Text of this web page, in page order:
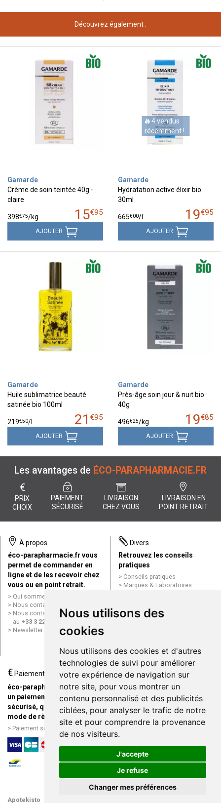
Nous utilisons des
cookies
Nous utilisons des cookies et d'autres
technologies de suivi pour améliorer
votre expérience de navigation sur
notre site, pour vous montrer un
contenu personnalisé et des publicités
ciblées, pour analyser le trafic de notre
site et pour comprendre la provenance
de nos visiteurs.
J'accepte
Je refuse
Changer mes préférences
Découvrez également :
Gamarde
Crème de soin teintée 40g -
claire
15€95
398€75/kg
AJOUTER
4 vendus
récemment !
Gamarde
Hydratation active élixir bio
30ml
19€95
665€00/
AJOUTER
Gamarde
Huile sublimatrice beauté
satinée bio 100ml
21 €95
219€50/
AJOUTER
Gamarde
Près-âge soin jour & nuit bio
40g
19€85
496€25/kg
AJOUTER
Les avantages de ÉCO-PARAPHARMACIE.FR
€
PRIX
CHOIX
PAIEMENT
SÉCURISÉ
LIVRAISON
CHEZ VOUS
LIVRAISON EN
POINT RETRAIT
À propos
éco-parapharmacie.fr vous
permet de commander en
ligne et de les recevoir chez
vous ou en point retrait.
Qui sommes nous ?
Nous contacter par e-mail
Nous contacter par téléphone
au +33 3 22 71 64 10
Newsletter
Divers
Retrouvez les conseils
pratiques
Conseils pratiques
Marques & Laboratoires
Mentions légales
Données personnelles
ligne
€ Paiement
éco-parapharmacie.fr offre
un paiement entièrement
sécurisé, quel que soit le
mode de règlement
Paiement sécurisé et simple
Livraison / Point retrait
Commandez en ligne et
recevez votre commande
rapidement chez vous ou en
point retrait
Livraison chez vous ou en
Apotekisto